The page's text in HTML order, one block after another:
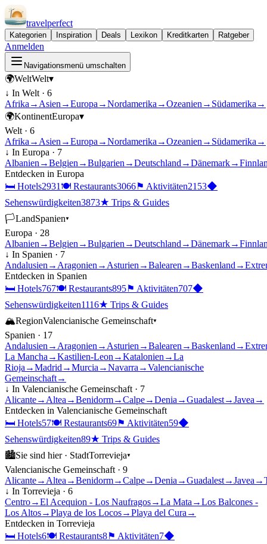
travelperfect
Kategorien Inspiration Deals Lexikon Kreditkarten Ratgeber
Anmelden
Navigationsmenü umschalten
🌍WeltWelt▾
↓ In Welt · 6
Afrika → Asien →Europa →Nordamerika →Ozeanien → Südamerika →
🌍KontinentEuropa▾
Welt · 6
Afrika → Asien →Europa →Nordamerika →Ozeanien → Südamerika →
↓ In Europa · 7
Albanien →Belgien →Bulgarien →Deutschland →Dänemark→
Entdecken in Europa
🛏 Hotels2931 🍽 Restaurants3066⚑ Aktivitäten2153◆
Sehenswürdigkeiten3873★ Trips & Guides
🏳LandSpanien▾
Europa · 28
Albanien →Belgien →Bulgarien →Deutschland →Dänemark→
↓ In Spanien · 7
Andalusien → Aragonien → Asturien →Balearen →Baskenland →
Entdecken in Spanien
🛏 Hotels767🍽 Restaurants895⚑ Aktivitäten707◆
Sehenswürdigkeiten1116★ Trips & Guides
🏔RegionValencianische Gemeinschaft▾
Spanien · 17
Andalusien → Aragonien → Asturien →Balearen →Baskenland →
La Mancha →Kastilien-Leon →Katalonien →La
Rioja →Madrid →Murcia →Navarra →Valencianische
Gemeinschaft→
↓ In Valencianische Gemeinschaft · 7
Alicante→ Altea →Benidorm→Calpe→Denia →Guadalest→Javea →
Entdecken in Valencianische Gemeinschaft
🛏 Hotels57🍽 Restaurants69⚑ Aktivitäten59◆
Sehenswürdigkeiten89★ Trips & Guides
🏙Sie sind hier · StadtTorrevieja▾
Valencianische Gemeinschaft · 9
Alicante→ Altea →Benidorm→Calpe→Denia →Guadalest→Javea →
↓ In Torrevieja · 6
Centro→El Acequion - Los Naufragos→La Mata →Los Balcones -
Los Altos→Playa de los Locos→Playa del Cura →
Entdecken in Torrevieja
🛏 Hotels6🍽 Restaurants8⚑ Aktivitäten7◆